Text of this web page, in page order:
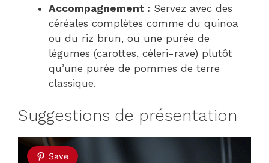
Accompagnement : Servez avec des
céréales complètes comme du quinoa
ou du riz brun, ou une purée de
légumes (carottes, céleri-rave) plutôt
qu’une purée de pommes de terre
classique.
Suggestions de présentation
Save